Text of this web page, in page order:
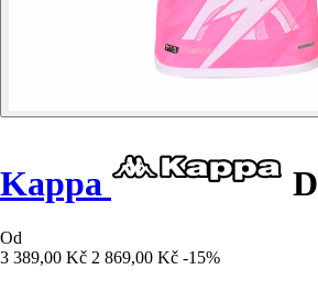
Kappa
Od
3 389,00 Kč 2 869,00 Kč -15%